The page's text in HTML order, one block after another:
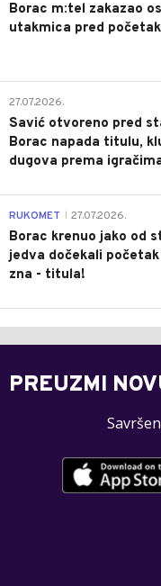
Borac m:tel zakazao
utakmica pred
27.07.2026.
Savić otvoreno pred
Borac napada titulu,
dugova prema
RUKOMET 27.07.2026.
Borac krenuo jako od
jedva dočekali
zna - titula!
PREUZMI